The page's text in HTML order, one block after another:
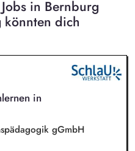
in Bernburg
könnten dich
in
gGmbH